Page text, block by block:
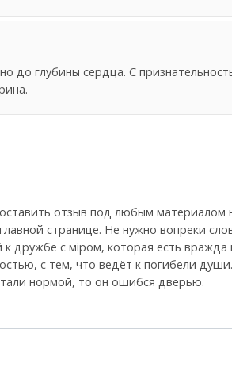
до глубины сердца. С
отзыв под любым материалом
странице. Не нужно вопреки
к дружбе с мiром, которая есть
с тем, что ведёт к погибели
нормой, то он ошибся дверью.